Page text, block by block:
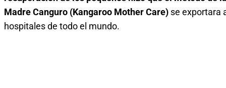
Madre Canguro (Kangaroo Mother Care) se exportara
hospitales de todo el mundo.